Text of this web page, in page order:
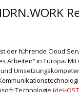
der führende Cloud
Arbeiten“ in Europa.
Technologie (